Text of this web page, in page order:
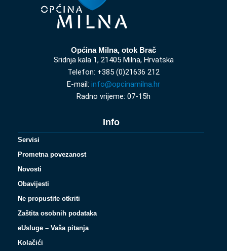
Općina Milna, otok Brač
Sridnja kala 1, 21405 Milna, Hrvatska
Telefon: +385 (0)21636 212
E-mail: info@opcinamilna.hr
Radno vrijeme: 07-15h
Info
Servisi
Prometna povezanost
Novosti
Obavijesti
Ne propustite otkriti
Zaštita osobnih podataka
eUsluge – Vaša pitanja
Kolačići